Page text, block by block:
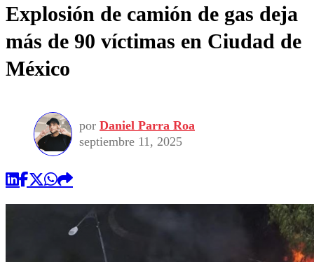
Explosión de camión de gas deja
más de 90 víctimas en Ciudad de
México
por Daniel Parra Roa
septiembre 11, 2025